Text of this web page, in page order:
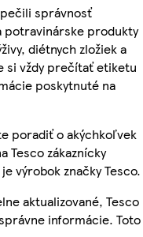
správnosť
potravinárske produkty
diétnych zložiek a
si vždy prečítať etiketu
poskytnuté na
poradiť o akýchkoľvek
Tesco zákaznícky
výrobok značky Tesco.
aktualizované, Tesco
informácie. Toto